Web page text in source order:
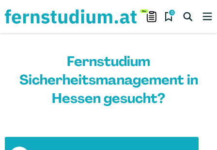
0
Fernstudium
Sicherheitsmanagement in
Hessen gesucht?